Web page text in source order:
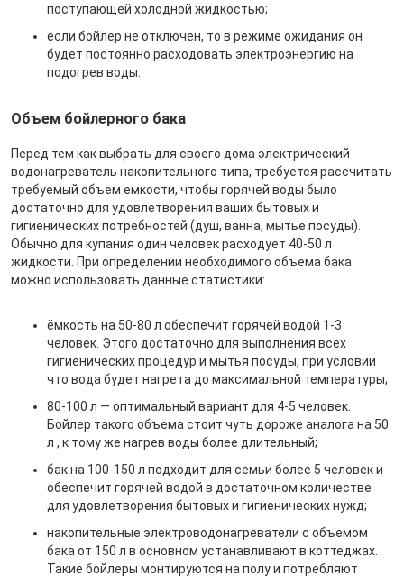
поступающей холодной жидкостью;
если бойлер не отключен, то в режиме ожидания он
будет постоянно расходовать электроэнергию на
подогрев воды.
Объем бойлерного бака
Перед тем как выбрать для своего дома электрический
водонагреватель накопительного типа, требуется рассчитать
требуемый объем емкости, чтобы горячей воды было
достаточно для удовлетворения ваших бытовых и
гигиенических потребностей (душ, ванна, мытье посуды).
Обычно для купания один человек расходует 40-50 л
жидкости. При определении необходимого объема бака
можно использовать данные статистики:
ёмкость на 50-80 л обеспечит горячей водой 1-3
человек. Этого достаточно для выполнения всех
гигиенических процедур и мытья посуды, при условии
что вода будет нагрета до максимальной температуры;
80-100 л — оптимальный вариант для 4-5 человек.
Бойлер такого объема стоит чуть дороже аналога на 50
л , к тому же нагрев воды более длительный;
бак на 100-150 л подходит для семьи более 5 человек и
обеспечит горячей водой в достаточном количестве
для удовлетворения бытовых и гигиенических нужд;
накопительные электроводонагреватели с объемом
бака от 150 л в основном устанавливают в коттеджах.
Такие бойлеры монтируются на полу и потребляют